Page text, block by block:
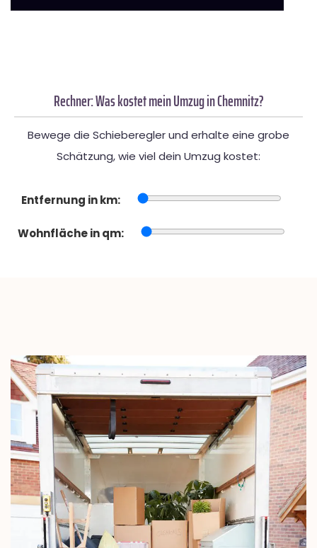
Rechner: Was kostet mein Umzug in Chemnitz?
Bewege die Schieberegler und erhalte eine grobe
Schätzung, wie viel dein Umzug kostet:
Entfernung in km:
Wohnfläche in qm: